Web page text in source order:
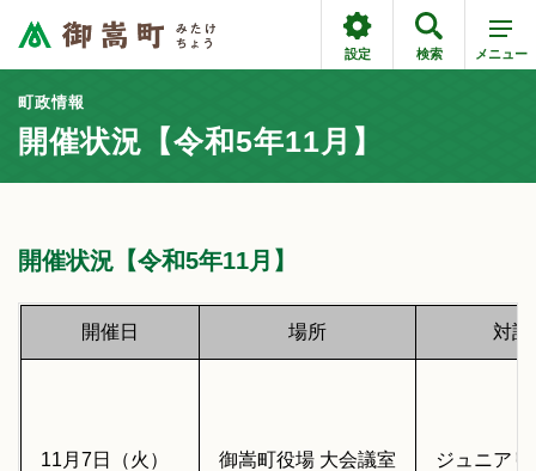
設定 検索 メニュー
町政情報
開催状況【令和5年11月】
開催状況【令和5年11月】
開催日 場所 対話
11月7日（火） 御嵩町役場 大会議室 ジュニア